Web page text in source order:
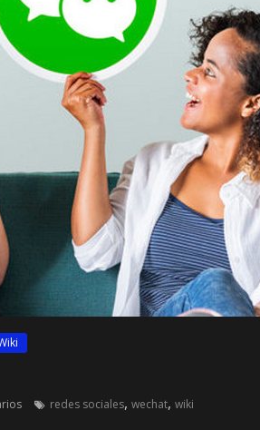
redes sociales, wechat, wiki